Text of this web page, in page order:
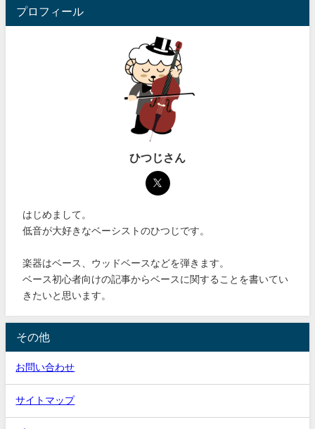
プロフィール
ひつじさん
はじめまして。
低音が大好きなベーシストのひつじです。
楽器はベース、ウッドベースなどを弾きます。
ベース初心者向けの記事からベースに関することを書いてい
きたいと思います。
その他
お問い合わせ
サイトマップ